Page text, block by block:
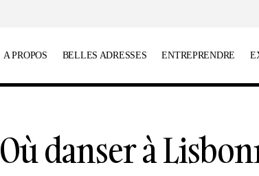
A PROPOS BELLES ADRESSES ENTREPRENDRE
Où danser à